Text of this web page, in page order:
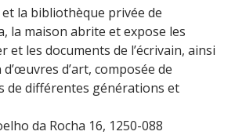
la bibliothèque privée de
la maison abrite et expose les
et les documents de l’écrivain, ainsi
d’art, composée de
de différentes générations et
da Rocha 16, 1250-088